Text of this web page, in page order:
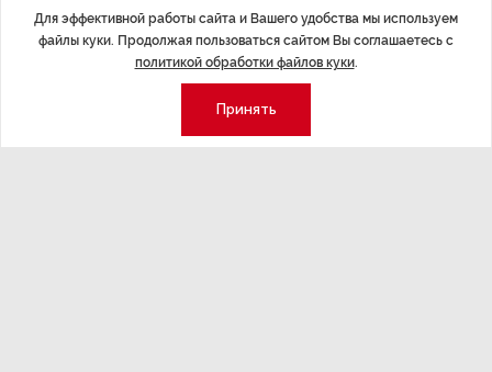
Для эффективной работы сайта и Вашего удобства мы используем
файлы куки. Продолжая пользоваться сайтом Вы соглашаетесь с
политикой обработки файлов куки.
Принять